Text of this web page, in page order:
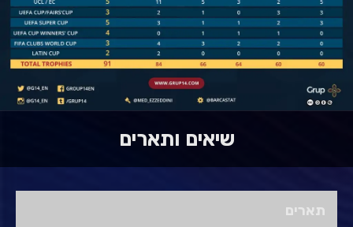
שיאים ותארים
תארים